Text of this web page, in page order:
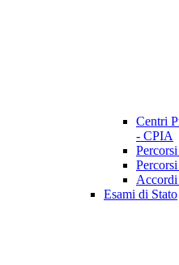
Centri
- CPIA
Esami di Stato